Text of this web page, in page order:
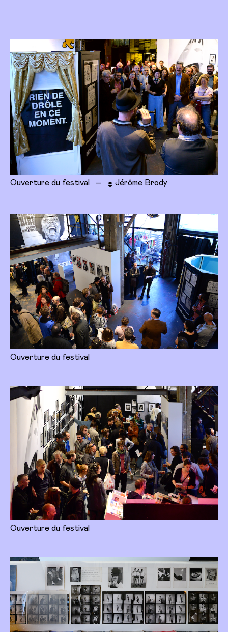
Ouverture du festival – © Jérôme Brody
Ouverture du festival
Ouverture du festival